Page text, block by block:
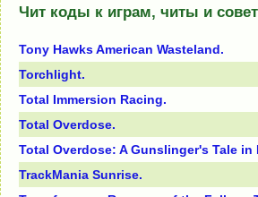
Чит коды к играм, читы и
Tony Hawks American Wasteland.
Torchlight.
Total Immersion Racing.
Total Overdose.
Total Overdose: A Gunslinger's Tale in
TrackMania Sunrise.